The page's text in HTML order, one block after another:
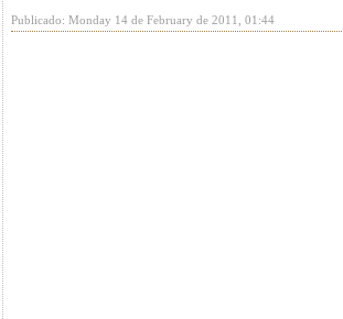
Publicado: Monday 14 de February de 2011, 01:44